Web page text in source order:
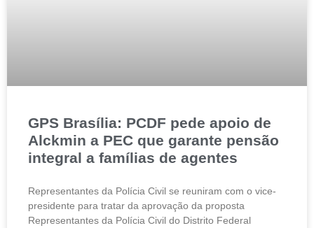
GPS Brasília: PCDF pede apoio de
Alckmin a PEC que garante pensão
integral a famílias de agentes
Representantes da Polícia Civil se reuniram com o vice-
presidente para tratar da aprovação da proposta
Representantes da Polícia Civil do Distrito Federal